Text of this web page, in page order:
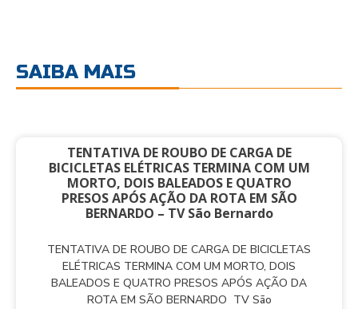
SAIBA MAIS
TENTATIVA DE ROUBO DE CARGA DE
BICICLETAS ELÉTRICAS TERMINA COM UM
MORTO, DOIS BALEADOS E QUATRO
PRESOS APÓS AÇÃO DA ROTA EM SÃO
BERNARDO – TV São Bernardo
TENTATIVA DE ROUBO DE CARGA DE BICICLETAS
ELÉTRICAS TERMINA COM UM MORTO, DOIS
BALEADOS E QUATRO PRESOS APÓS AÇÃO DA
ROTA EM SÃO BERNARDO TV São